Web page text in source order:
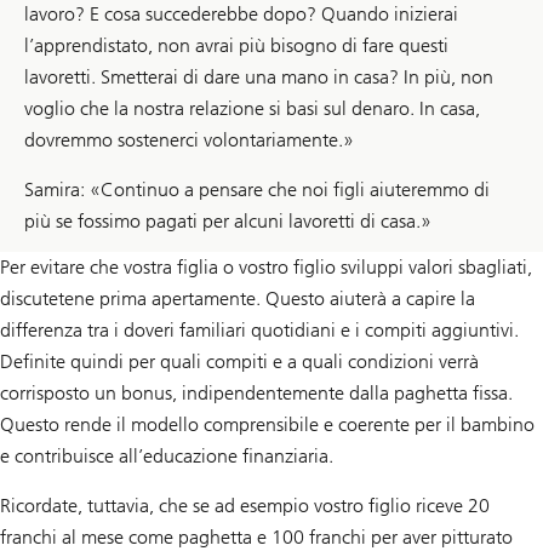
lavoro? E cosa succederebbe dopo? Quando inizierai
l’apprendistato, non avrai più bisogno di fare questi
lavoretti. Smetterai di dare una mano in casa? In più, non
voglio che la nostra relazione si basi sul denaro. In casa,
dovremmo sostenerci volontariamente.»
Samira: «Continuo a pensare che noi figli aiuteremmo di
più se fossimo pagati per alcuni lavoretti di casa.»
Per evitare che vostra figlia o vostro figlio sviluppi valori sbagliati,
discutetene prima apertamente. Questo aiuterà a capire la
differenza tra i doveri familiari quotidiani e i compiti aggiuntivi.
Definite quindi per quali compiti e a quali condizioni verrà
corrisposto un bonus, indipendentemente dalla paghetta fissa.
Questo rende il modello comprensibile e coerente per il bambino
e contribuisce all’educazione finanziaria.
Ricordate, tuttavia, che se ad esempio vostro figlio riceve 20
franchi al mese come paghetta e 100 franchi per aver pitturato